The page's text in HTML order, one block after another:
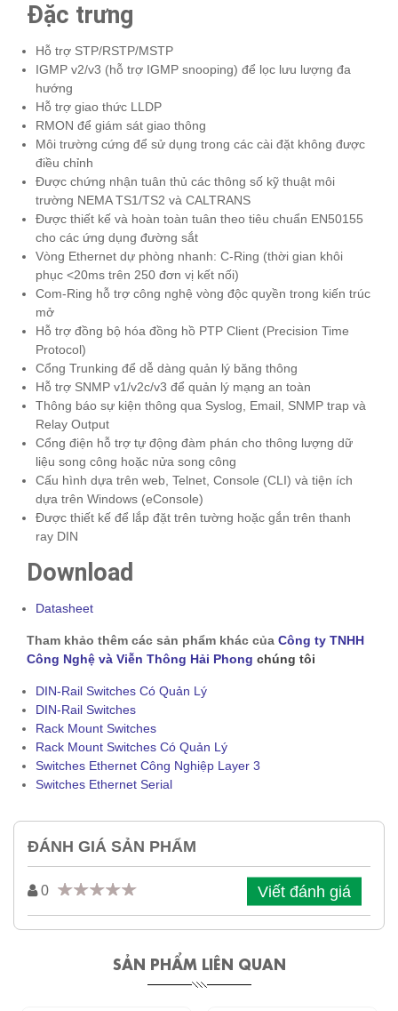
Đặc trưng
Hỗ trợ STP/RSTP/MSTP
IGMP v2/v3 (hỗ trợ IGMP snooping) để lọc lưu lượng đa
hướng
Hỗ trợ giao thức LLDP
RMON để giám sát giao thông
Môi trường cứng để sử dụng trong các cài đặt không được
điều chỉnh
Được chứng nhận tuân thủ các thông số kỹ thuật môi
trường NEMA TS1/TS2 và CALTRANS
Được thiết kế và hoàn toàn tuân theo tiêu chuẩn EN50155
cho các ứng dụng đường sắt
Vòng Ethernet dự phòng nhanh: C-Ring (thời gian khôi
phục <20ms trên 250 đơn vị kết nối)
Com-Ring hỗ trợ công nghệ vòng độc quyền trong kiến ​​trúc
mở
Hỗ trợ đồng bộ hóa đồng hồ PTP Client (Precision Time
Protocol)
Cổng Trunking để dễ dàng quản lý băng thông
Hỗ trợ SNMP v1/v2c/v3 để quản lý mạng an toàn
Thông báo sự kiện thông qua Syslog, Email, SNMP trap và
Relay Output
Cổng điện hỗ trợ tự động đàm phán cho thông lượng dữ
liệu song công hoặc nửa song công
Cấu hình dựa trên web, Telnet, Console (CLI) và tiện ích
dựa trên Windows (eConsole)
Được thiết kế để lắp đặt trên tường hoặc gắn trên thanh
ray DIN
Download
Datasheet
Tham khảo thêm các sản phẩm khác của Công ty TNHH
Công Nghệ và Viễn Thông Hải Phong chúng tôi
DIN-Rail Switches Có Quản Lý
DIN-Rail Switches
Rack Mount Switches
Rack Mount Switches Có Quản Lý
Switches Ethernet Công Nghiệp Layer 3
Switches Ethernet Serial
ĐÁNH GIÁ SẢN PHẨM
0 Viết đánh giá
SẢN PHẨM LIÊN QUAN